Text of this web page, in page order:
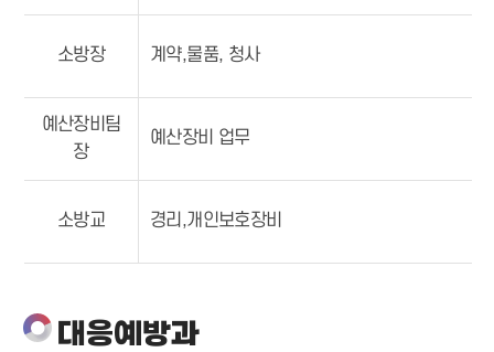
소방장 계약,물품, 청사
예산장비팀
장
예산장비 업무
소방교 경리,개인보호장비
대응예방과